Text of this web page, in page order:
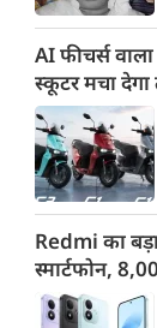
AI फीचर्स
स्कूटर मचा
साल की बैटरी
हैरान
Redmi का
स्मार्टफोन,